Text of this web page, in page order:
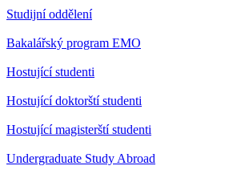
Studijní oddělení
Bakalářský program EMO
Hostující studenti
Hostující doktorští studenti
Hostující magisterští studenti
Undergraduate Study Abroad